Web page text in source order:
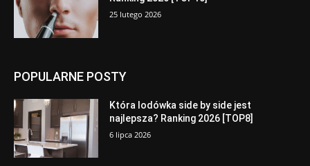
25 lutego 2026
POPULARNE POSTY
Która lodówka side by side jest
najlepsza? Ranking 2026 [TOP8]
6 lipca 2026